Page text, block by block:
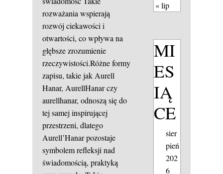
rozważania wspierają
rozwój ciekawości i
otwartości, co wpływa na
głębsze zrozumienie
rzeczywistości.Różne formy
zapisu, takie jak Aurell
Hanar, AurellHanar czy
aurellhanar, odnoszą się do
tej samej inspirującej
przestrzeni, dlatego
Aurell’Hanar pozostaje
symbolem refleksji nad
świadomością, praktyką
« lip
MI
ES
IĄ
CE
sier
pień
202
6